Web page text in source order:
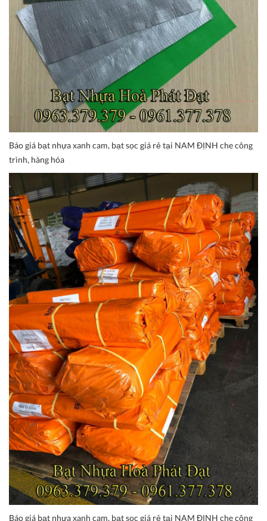
Báo giá bạt nhựa xanh cam, bạt sọc giá rẻ tại NAM ĐỊNH che công
trình, hàng hóa
Báo giá bạt nhựa xanh cam, bạt sọc giá rẻ tại NAM ĐỊNH che công